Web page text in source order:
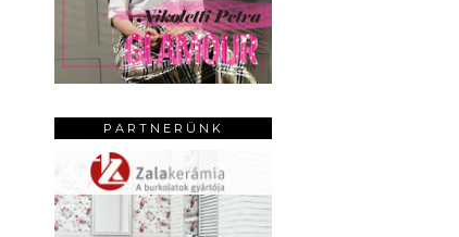
PARTNERÜNK